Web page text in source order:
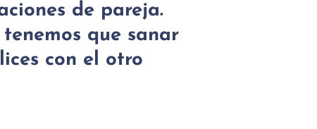
de pareja.
que sanar
con el otro